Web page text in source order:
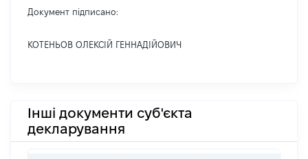
Документ підписано:
КОТЕНЬОВ ОЛЕКСІЙ ГЕННАДІЙОВИЧ
Інші документи суб'єкта
декларування